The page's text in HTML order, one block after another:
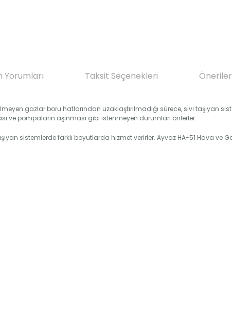
Yorumları Taksit Seçenekleri
gazlar boru hatlarından uzaklaştırılmadığı sürece, sıvı taşıyan
ve pompaların aşınması gibi istenmeyen durumları önlerler.
sistemlerde farklı boyutlarda hizmet verirler. Ayvaz HA-51 Hava